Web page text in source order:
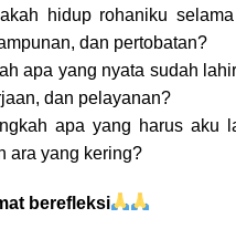
hidup rohaniku
dan pertobatan?
apa yang nyata sudah
dan pelayanan?
apa yang harus aku
ara yang kering?
berefleksi